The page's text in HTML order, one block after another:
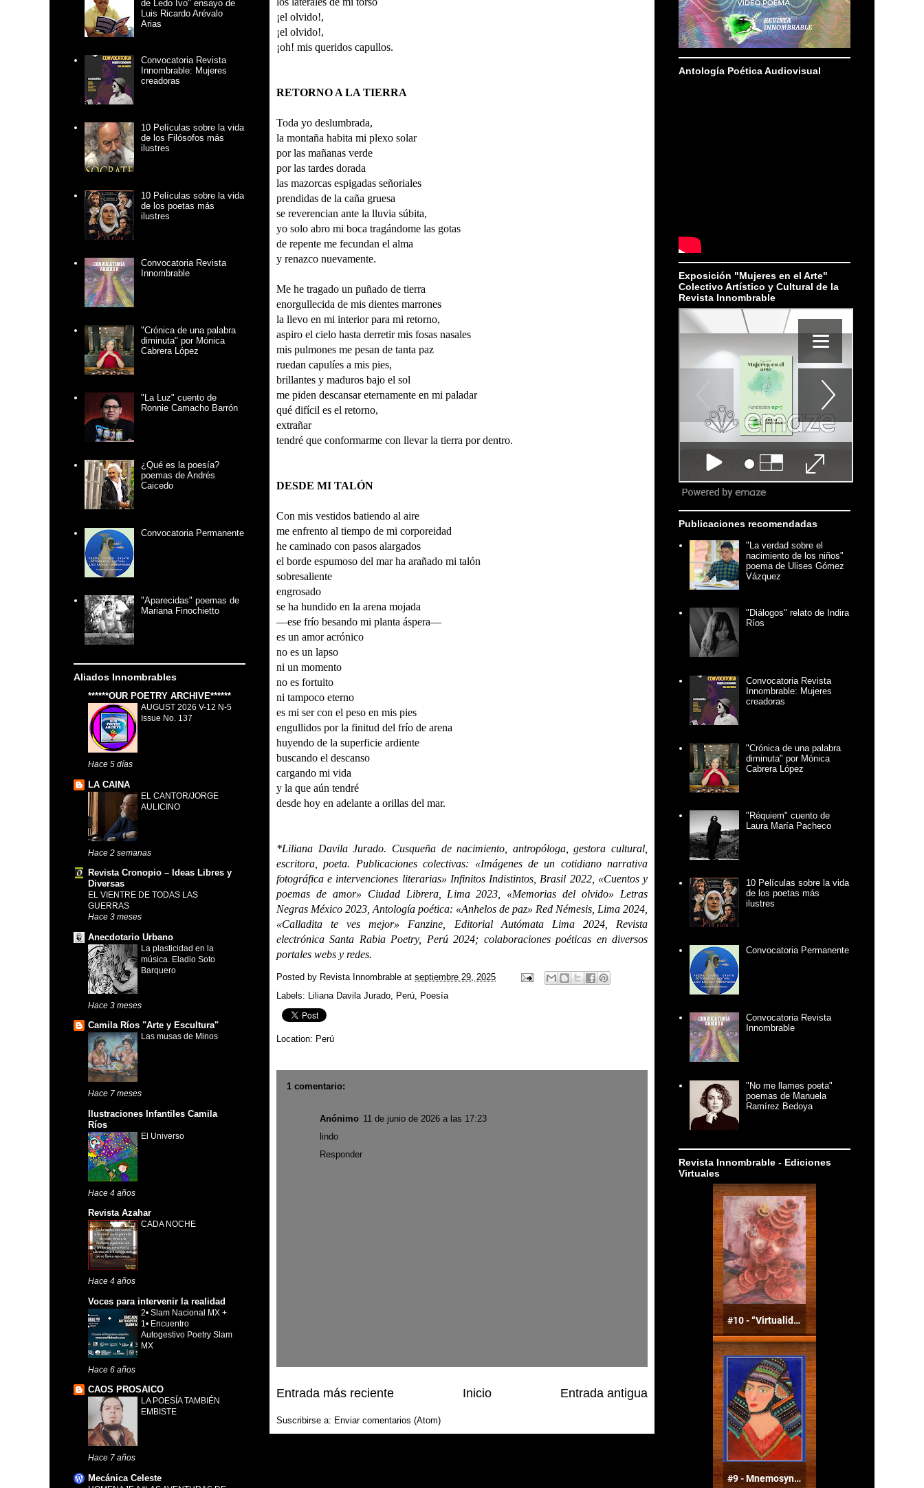
¡el olvido!,
¡el olvido!,
¡oh! mis queridos capullos.
RETORNO A LA TIERRA
Toda yo deslumbrada,
la montaña habita mi plexo solar
por las mañanas verde
por las tardes dorada
las mazorcas espigadas señoriales
prendidas de la caña gruesa
se reverencian ante la lluvia súbita,
yo solo abro mi boca tragándome las gotas
de repente me fecundan el alma
y renazco nuevamente.
Me he tragado un puñado de tierra
enorgullecida de mis dientes marrones
la llevo en mi interior para mi retorno,
aspiro el cielo hasta derretir mis fosas nasales
mis pulmones me pesan de tanta paz
ruedan capulíes a mis pies,
brillantes y maduros bajo el sol
me piden descansar eternamente en mi paladar
qué difícil es el retorno,
extrañar
tendré que conformarme con llevar la tierra por dentro.
DESDE MI TALÓN
Con mis vestidos batiendo al aire
me enfrento al tiempo de mi corporeidad
he caminado con pasos alargados
el borde espumoso del mar ha arañado mi talón
sobresaliente
engrosado
se ha hundido en la arena mojada
—ese frío besando mi planta áspera—
es un amor acrónico
no es un lapso
ni un momento
no es fortuito
ni tampoco eterno
es mi ser con el peso en mis pies
engullidos por la finitud del frío de arena
huyendo de la superficie ardiente
buscando el descanso
cargando mi vida
y la que aún tendré
desde hoy en adelante a orillas del mar.
*Liliana Davila Jurado. Cusqueña de nacimiento, antropóloga, gestora cultural,
escritora, poeta. Publicaciones colectivas: «Imágenes de un cotidiano narrativa
fotográfica e intervenciones literarias» Infinitos Indistintos, Brasil 2022, «Cuentos y
poemas de amor» Ciudad Librera, Lima 2023, «Memorias del olvido» Letras
Negras México 2023, Antología poética: «Anhelos de paz» Red Némesis, Lima 2024,
«Calladita te ves mejor» Fanzine, Editorial Autómata Lima 2024, Revista
electrónica Santa Rabia Poetry, Perú 2024; colaboraciones poéticas en diversos
portales webs y redes.
Posted by Revista Innombrable at septiembre 29, 2025
Labels: Liliana Davila Jurado, Perú, Poesía
Location: Perú
1 comentario:
Anónimo 11 de junio de 2026 a las 17:23
lindo
Responder
Entrada más reciente Entrada antigua
Inicio
Suscribirse a: Enviar comentarios (Atom)
de Ledo Ivo" ensayo de
Luis Ricardo Arévalo
Arias
Convocatoria Revista
Innombrable: Mujeres
creadoras
10 Películas sobre la vida
de los Filósofos más
ilustres
10 Películas sobre la vida
de los poetas más
ilustres
Convocatoria Revista
Innombrable
"Crónica de una palabra
diminuta" por Mónica
Cabrera López
"La Luz" cuento de
Ronnie Camacho Barrón
¿Qué es la poesía?
poemas de Andrés
Caicedo
Convocatoria Permanente
"Aparecidas" poemas de
Mariana Finochietto
Aliados Innombrables
******OUR POETRY ARCHIVE******
AUGUST 2026 V-12 N-5
Issue No. 137
Hace 5 días
LA CAINA
EL CANTOR/JORGE
AULICINO
Hace 2 semanas
Revista Cronopio – Ideas Libres y
Diversas
EL VIENTRE DE TODAS LAS
GUERRAS
Hace 3 meses
Anecdotario Urbano
La plasticidad en la
música. Eladio Soto
Barquero
Hace 3 meses
Camila Ríos "Arte y Escultura"
Las musas de Minos
Hace 7 meses
Ilustraciones Infantiles Camila
Ríos
El Universo
Hace 4 años
Revista Azahar
CADA NOCHE
Hace 4 años
Voces para intervenir la realidad
2• Slam Nacional MX +
1• Encuentro
Autogestivo Poetry Slam
MX
Hace 6 años
CAOS PROSAICO
LA POESÍA TAMBIÉN
EMBISTE
Hace 7 años
Mecánica Celeste
Antología Poética Audiovisual
Exposición "Mujeres en el Arte"
Colectivo Artístico y Cultural de la
Revista Innombrable
Publicaciones recomendadas
"La verdad sobre el
nacimiento de los niños"
poema de Ulises Gómez
Vázquez
"Diálogos" relato de Indira
Ríos
Convocatoria Revista
Innombrable: Mujeres
creadoras
"Crónica de una palabra
diminuta" por Mónica
Cabrera López
"Réquiem" cuento de
Laura María Pacheco
10 Películas sobre la vida
de los poetas más
ilustres
Convocatoria Permanente
Convocatoria Revista
Innombrable
"No me llames poeta"
poemas de Manuela
Ramírez Bedoya
Revista Innombrable - Ediciones
Virtuales